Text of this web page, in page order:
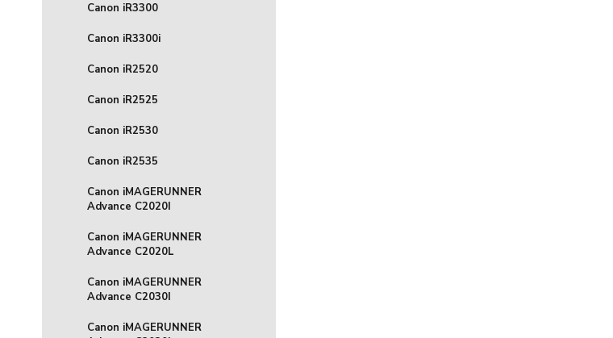
Canon iR3300
Canon iR3300i
Canon iR2520
Canon iR2525
Canon iR2530
Canon iR2535
Canon iMAGERUNNER
Advance C2020I
Canon iMAGERUNNER
Advance C2020L
Canon iMAGERUNNER
Advance C2030I
Canon iMAGERUNNER